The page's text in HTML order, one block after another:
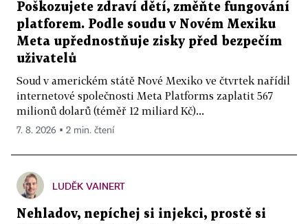
Poškozujete zdraví dětí, změňte fungování
platforem. Podle soudu v Novém Mexiku
Meta upřednostňuje zisky před bezpečím
uživatelů
Soud v americkém státě Nové Mexiko ve čtvrtek nařídil
internetové společnosti Meta Platforms zaplatit 567
milionů dolarů (téměř 12 miliard Kč)...
7. 8. 2026 ▪ 2 min. čtení
LUDĚK VAINERT
Nehladov, nepíchej si injekci, prostě si